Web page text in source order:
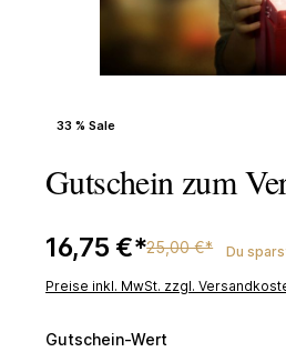
33 % Sale
Gutschein zum
16,75 €*25,00 €* Du
Preise inkl. MwSt. zzgl.
Gutschein-Wert